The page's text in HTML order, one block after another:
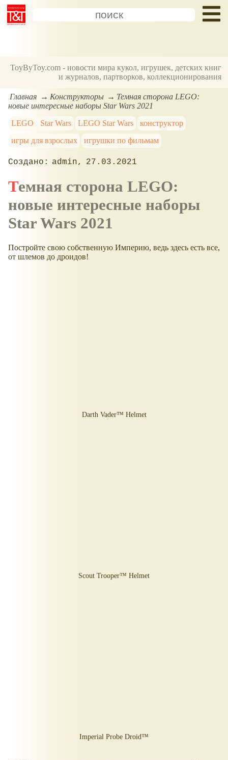
ToyByToy.com - новости мира кукол, игрушек, детских книг
и журналов, партворков, коллекционирования
Главная Конструкторы
Темная сторона LEGO:
новые интересные наборы Star Wars 2021
LEGO
Star Wars LEGO Star Wars
конструктор
игры для взрослых
игрушки по фильмам
admin 27.03.2021
Темная сторона LEGO:
новые интересные наборы
Star Wars 2021
Постройте свою собственную Империю, ведь здесь есть все,
от шлемов до дроидов!
Darth Vader™ Helmet
Scout Trooper™ Helmet
Imperial Probe Droid™